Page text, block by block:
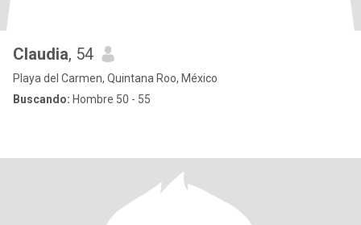
Claudia, 54
Playa del Carmen, Quintana Roo, México
Buscando: Hombre 50 - 55